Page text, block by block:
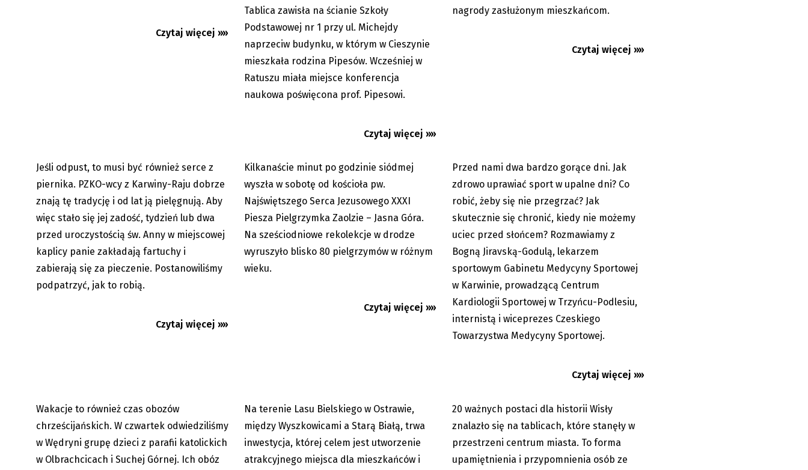
Czytaj więcej »»
Tablica zawisła na ścianie Szkoły
Podstawowej nr 1 przy ul. Michejdy
naprzeciw budynku, w którym w Cieszynie
mieszkała rodzina Pipesów. Wcześniej w
Ratuszu miała miejsce konferencja
naukowa poświęcona prof. Pipesowi.
Czytaj więcej »»
nagrody zasłużonym mieszkańcom.
Czytaj więcej »»
16.07.2023
Jeśli odpust, to musi być również serce z
piernika. PZKO-wcy z Karwiny-Raju dobrze
znają tę tradycję i od lat ją pielęgnują. Aby
więc stało się jej zadość, tydzień lub dwa
przed uroczystością św. Anny w miejscowej
kaplicy panie zakładają fartuchy i
zabierają się za pieczenie. Postanowiliśmy
podpatrzyć, jak to robią.
Czytaj więcej »»
15.07.2023
CZESKI CIESZYN: Z ZAOLZIA IDĄ 160
KILOMETRÓW PIESZO NA JASNĄ...
Kilkanaście minut po godzinie siódmej
wyszła w sobotę od kościoła pw.
Najświętszego Serca Jezusowego XXXI
Piesza Pielgrzymka Zaolzie – Jasna Góra.
Na sześciodniowe rekolekcje w drodze
wyruszyło blisko 80 pielgrzymów w różnym
wieku.
Czytaj więcej »»
15.07.2023
Przed nami dwa bardzo gorące dni. Jak
zdrowo uprawiać sport w upalne dni? Co
robić, żeby się nie przegrzać? Jak
skutecznie się chronić, kiedy nie możemy
uciec przed słońcem? Rozmawiamy z
Bogną Jiravską-Godulą, lekarzem
sportowym Gabinetu Medycyny Sportowej
w Karwinie, prowadzącą Centrum
Kardiologii Sportowej w Trzyńcu-Podlesiu,
internistą i wiceprezes Czeskiego
Towarzystwa Medycyny Sportowej.
Czytaj więcej »»
Wakacje to również czas obozów
chrześcijańskich. W czwartek odwiedziliśmy
w Wędryni grupę dzieci z parafii katolickich
w Olbrachcicach i Suchej Górnej. Ich obóz
14.07.2023
Ostrawa: Wodna droga w lesie.
Na terenie Lasu Bielskiego w Ostrawie,
między Wyszkowicami a Starą Białą, trwa
inwestycja, której celem jest utworzenie
atrakcyjnego miejsca dla mieszkańców i
14.07.2023
Odkrywcy Wisły mają swoje tablice
w mieście. Najlepiej przemierzać...
20 ważnych postaci dla historii Wisły
znalazło się na tablicach, które stanęły w
przestrzeni centrum miasta. To forma
upamiętnienia i przypomnienia osób ze